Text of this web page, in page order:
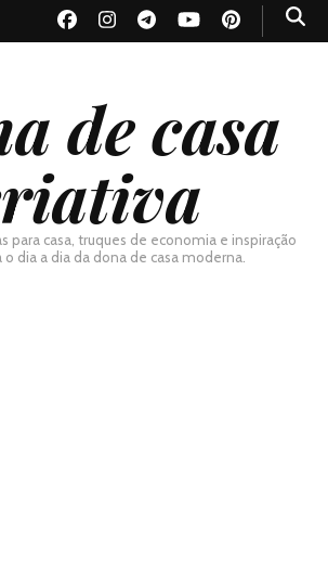
de casa
para casa, truques de economia e inspiração
o dia a dia da dona de casa moderna.